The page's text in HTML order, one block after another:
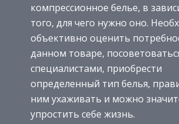
компрессионное белье, в
того, для чего нужно оно.
объективно оценить
данном товаре,
специалистами, приобрести
определенный тип белья,
ним ухаживать и можно
упростить себе жизнь.